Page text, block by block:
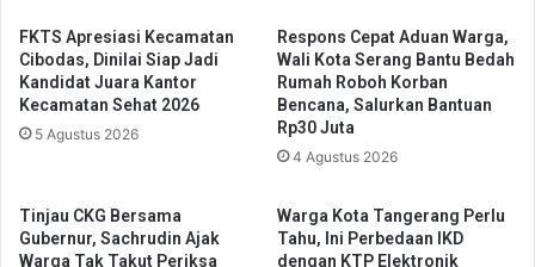
a
t
K
o
l
o
r
a
P
e
r
c
e
t
L
FKTS Apresiasi Kecamatan
Cibodas, Dinilai Siap Jadi
Kandidat Juara Kantor
Kecamatan Sehat 2026
5 Agustus 2026
Respons Cepat Aduan Warga,
Wali Kota Serang Bantu Bedah
Rumah Roboh Korban
Bencana, Salurkan Bantuan
Rp30 Juta
4 Agustus 2026
Tinjau CKG Bersama
Gubernur, Sachrudin Ajak
Warga Tak Takut Periksa
Warga Kota Tangerang Perlu
Tahu, Ini Perbedaan IKD
dengan KTP Elektronik